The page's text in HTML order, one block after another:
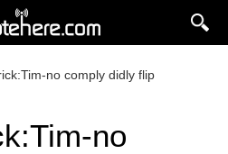
no comply didly flip
no